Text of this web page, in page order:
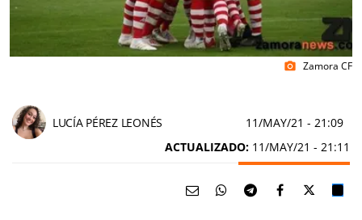
photo_camera Zamora CF
LUCÍA PÉREZ LEONÉS 11/MAY/21 - 21:09
ACTUALIZADO: 11/MAY/21 - 21:11